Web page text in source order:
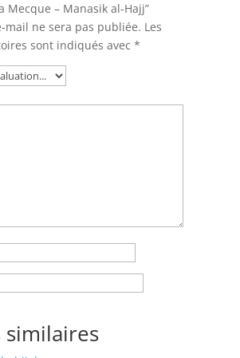
Mecque – Manasik al-Hajj”
mail ne sera pas publiée. Les
sont indiqués avec *